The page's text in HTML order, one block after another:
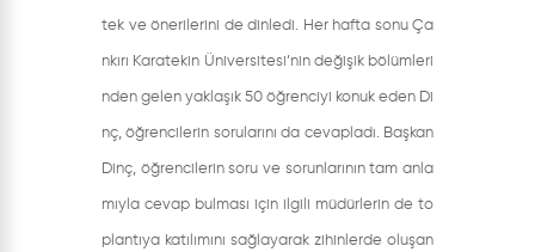
tek ve önerilerini de dinledi. Her hafta sonu Ça
nkırı Karatekin Üniversitesi’nin değişik bölümleri
nden gelen yaklaşık 50 öğrenciyi konuk eden Di
nç, öğrencilerin sorularını da cevapladı. Başkan
Dinç, öğrencilerin soru ve sorunlarının tam anla
mıyla cevap bulması için ilgili müdürlerin de to
plantıya katılımını sağlayarak zihinlerde oluşan